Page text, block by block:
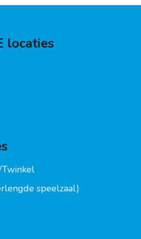
locaties
Twinkel
speelzaal)